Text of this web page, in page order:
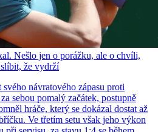
Nešlo jen o porážku, ale o chvíli,
že vydrží
návratového zápasu proti
sebou pomalý začátek, postupně
hráče, který se dokázal dostat až
Ve třetím setu však jeho výkon